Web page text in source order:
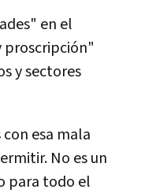
en el
proscripción"
y sectores
esa mala
No es un
para todo el